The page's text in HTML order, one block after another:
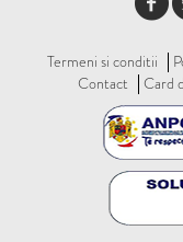
Termeni si conditii
Contact
Card